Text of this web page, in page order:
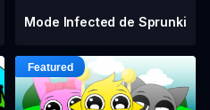
Mode Infected de Sprunki